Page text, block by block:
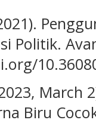
Politik.
March
Biru